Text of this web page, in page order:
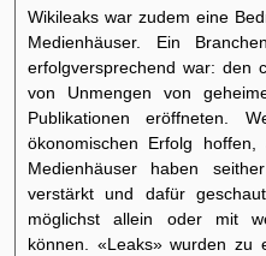
Wikileaks war zudem eine
Medienhäuser. Ein
erfolgversprechend war: den
von Unmengen von
Publikationen eröffneten.
ökonomischen Erfolg
Medienhäuser haben
verstärkt und dafür
möglichst allein oder mit
können. «Leaks» wurden zu